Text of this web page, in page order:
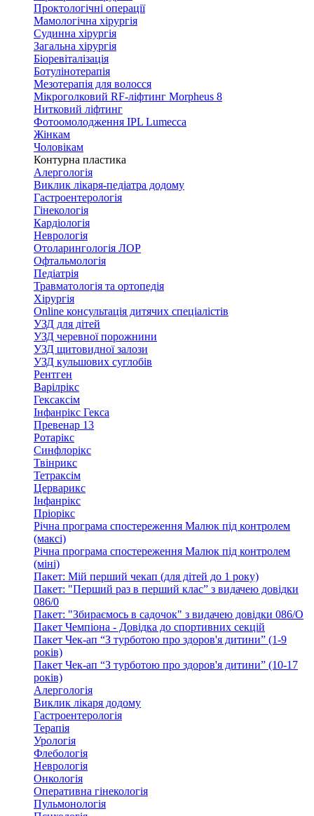
Проктологічні операції
Мамологічна хірургія
Судинна хірургія
Загальна хірургія
Біоревіталізація
Ботулінотерапія
Мезотерапія для волосся
Мікроголковий RF-ліфтинг Morpheus 8
Нитковий ліфтинг
Фотоомолодження IPL Lumecca
Жінкам
Чоловікам
Контурна пластика
Алергологія
Виклик лікаря-педіатра додому
Гастроентерологія
Гінекологія
Кардіологія
Неврологія
Отоларингологія ЛОР
Офтальмологія
Педіатрія
Травматологія та ортопедія
Хірургія
Online консультація дитячих спеціалістів
УЗД для дітей
УЗД черевної порожнини
УЗД щитовидної залози
УЗД кульшових суглобів
Рентген
Варілрікс
Гексаксім
Інфанрікс Гекса
Превенар 13
Ротарікс
Синфлорікс
Твінрикс
Тетраксім
Церварикс
Інфанрікс
Пріорікс
Річна програма спостереження Малюк під контролем
(максі)
Річна програма спостереження Малюк під контролем
(міні)
Пакет: Мій перший чекап (для дітей до 1 року)
Пакет: "Перший раз в перший клас” з видачею довідки
086/0
Пакет: "Збираємось в садочок" з видачею довідки 086/О
Пакет Чемпіона - Довідка до спортивних секцій
Пакет Чек-ап “З турботою про здоров'я дитини” (1-9
років)
Пакет Чек-ап “З турботою про здоров'я дитини” (10-17
років)
Алергологія
Виклик лікаря додому
Гастроентерологія
Терапія
Урологія
Флебологія
Неврологія
Онкологія
Оперативна гінекологія
Пульмонологія